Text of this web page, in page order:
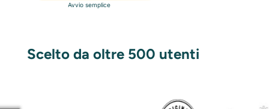
Avvio semplice
Scelto da oltre 500 utenti